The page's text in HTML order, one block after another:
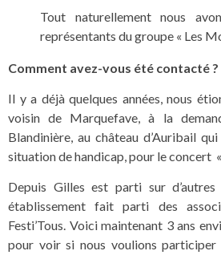
Tout naturellement nous
représentants du groupe « Les
Comment avez-vous été contacté ?
Il y a déjà quelques années, nous
voisin de Marquefave, à la
Blandinière, au château d’Auribail
situation de handicap, pour le concert
Depuis Gilles est parti sur d’autres
établissement fait parti des
Festi’Tous. Voici maintenant 3 ans
pour voir si nous voulions